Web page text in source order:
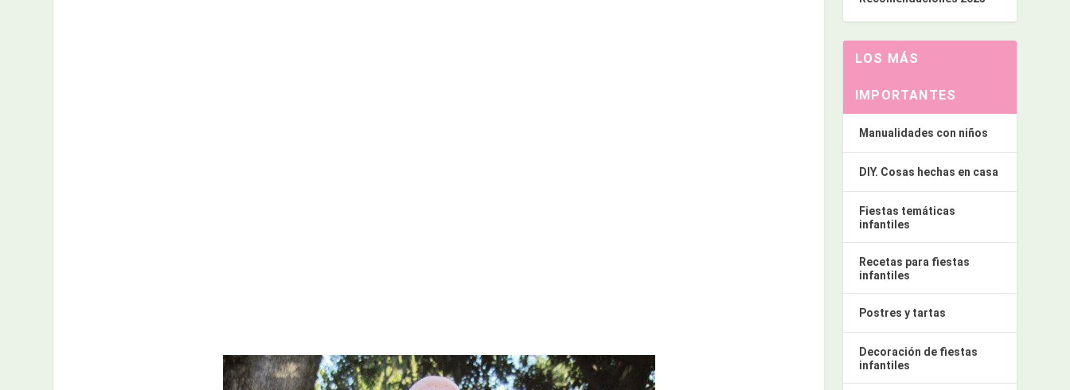
LOS MÁS
IMPORTANTES
Manualidades con niños
DIY. Cosas hechas en casa
Fiestas temáticas
infantiles
Recetas para fiestas
infantiles
Postres y tartas
Decoración de fiestas
infantiles